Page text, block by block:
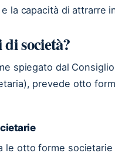
la capacità di attrarre
società?
spiegato dal
prevede otto
le otto forme